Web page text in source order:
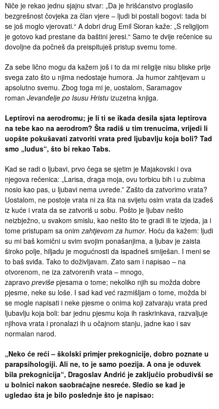
Niče je rekao jednu sjajnu stvar: „Da je hrišćanstvo proglasilo
bezgrešnost čovjeka za član vjere – ljudi bi postali bogovi: tada bi
se još moglo vjerovati.“ A dobri drug Emil Sioran kaže: „S religijom
je gotovo kad prestane da baštini jeresi.“ Samo te dvije rečenice su
dovoljne da počneš da preispituješ pristup svemu tome.
Za sebe lično mogu da kažem još i to da mi religije nisu bliske prije
svega zato što u njima nedostaje humora. Ja humor zahtjevam u
apsolutno svemu. Zbog toga mi je, uostalom, Saramagov
roman Jevanđelje po Isusu Hristu izuzetna knjiga.
Leptirovi na aerodromu; je li ti se ikada desila sjata leptirova
na tebe kao na aerodrom? Šta radiš u tim trenucima, vrijedi li
uopšte pokušavati zatvoriti vrata pred ljubavlju koja boli? Tad
smo „ludus“, što bi rekao Tabs.
Kad se radi o ljubavi, prvo čega se sjetim je Majakovski i ova
njegova rečenica: „Larisa, draga moja, ovu torbicu bih i u zubima
nosio kao pas, u ljubavi nema uvrede.” Zašto da zatvorimo vrata?
Uostalom, ne postoje vrata ni za šta na svijetu osim vrata da izađeš
iz kuće i vrata da se zatvoriš u sobu. Pošto je ljubav nešto
neizbježno, u svakom smislu, kao nešto što te gradi ili te izjeda, ja i
tome pristupam sa onimzahtjevom za humor. Hoću da kažem: ljudi
su mi baš komični u svim svojim ponašanjima, a ljubav je zaista
široko polje, hiljadu je mogućnosti da ispadneš smiješan. I meni se
to baš sviđa. Tako to doživljavam. Zato sam i napisao – na
otvorenom, ne iza zatvorenih vrata – mnogo,
zapravo previše pjesama o tome; nekoliko njih su možda dobre
pjesme, neke su loše. I sad kad već razmišljam o tome, možda bi
se mogle napisati i neke pjesme o onima koji zatvaraju vrata pred
ljubavlju koja boli: bar jednu pjesmu koja ih raskrinkava, razvaljuje
njihova vrata i pronalazi ih u očajnom stanju, jadne kao i sav
normalan narod.
„Neko će reći – školski primjer prekognicije, dobro poznate u
parapsihologiji. Ali ne, to je samo poezija. A ona je oduvek
bila prekognicija“, Dragoslav Andrić je zaključio probudivši se
u bolnici nakon saobraćajne nesreće. Sledio se kad je
ugledao šta je bilo poslednje što je napisao: